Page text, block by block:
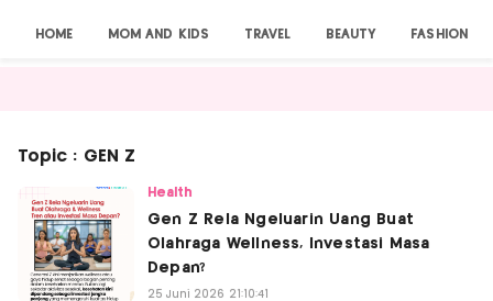
HOME MOM AND KIDS TRAVEL BEAUTY FASHION
Topic : GEN Z
Health
Gen Z Rela Ngeluarin Uang Buat
Olahraga Wellness, Investasi Masa
Depan?
25 Juni 2026 21:10:41